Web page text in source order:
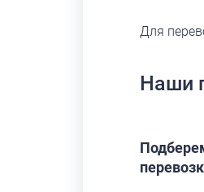
Для
Наши